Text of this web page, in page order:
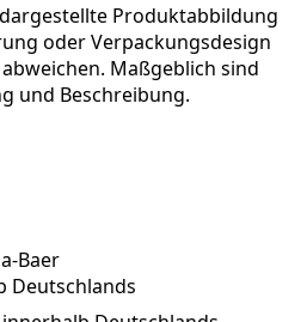
Produktabbildung
oder Verpackungsdesign
Maßgeblich sind
und Beschreibung.
Baer
Deutschlands